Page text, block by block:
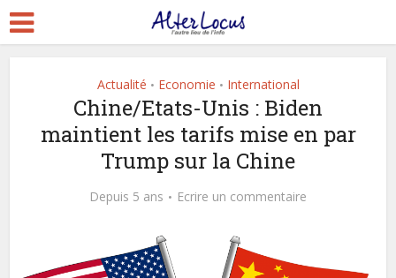
Actualité • Economie • International
Chine/Etats-Unis : Biden
maintient les tarifs mise en par
Trump sur la Chine
Depuis 5 ans Ecrire un commentaire